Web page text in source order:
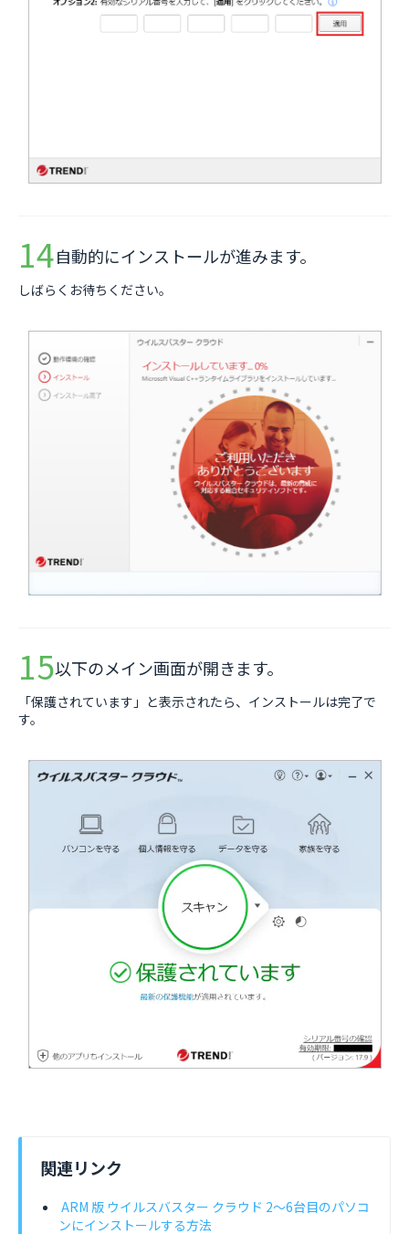
自動的にインストールが進みます。
しばらくお待ちください。
以下のメイン画面が開きます。
「保護されています」と表示されたら、インストールは完了で
す。
関連リンク
ARM 版 ウイルスバスター クラウド 2～6台目のパソコ
ンにインストールする方法